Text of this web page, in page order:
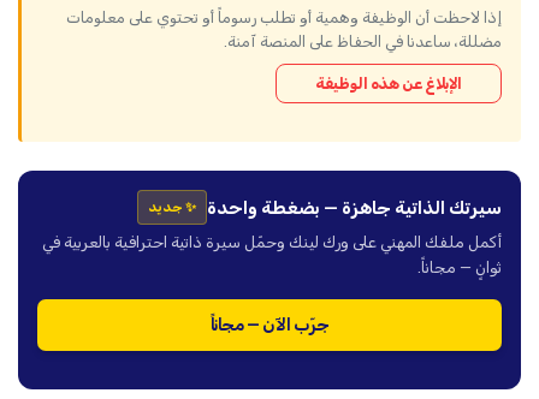
إذا لاحظت أن الوظيفة وهمية أو تطلب رسوماً أو تحتوي على معلومات
مضللة، ساعدنا في الحفاظ على المنصة آمنة.
الإبلاغ عن هذه الوظيفة
سيرتك الذاتية جاهزة — بضغطة واحدة ✨ جديد
أكمل ملفك المهني على ورك لينك وحمّل سيرة ذاتية احترافية بالعربية في
ثوانٍ — مجاناً.
جرّب الآن — مجاناً